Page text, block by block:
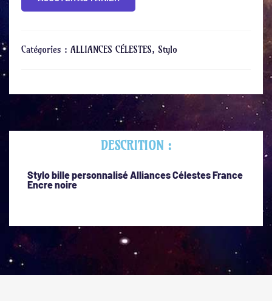
Catégories : ALLIANCES CÉLESTES, Stylo
DESCRITION :
Stylo bille personnalisé Alliances Célestes France
Encre noire